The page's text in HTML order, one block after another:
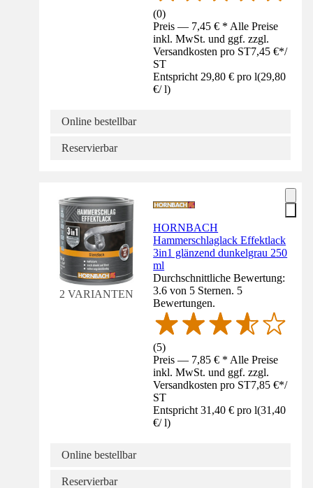
(0)
Preis — 7,45 € * Alle Preise
inkl. MwSt. und ggf. zzgl.
Versandkosten pro ST7,45 €*/
ST
Entspricht 29,80 € pro l(29,80
€/ l)
Online bestellbar
Reservierbar
2 VARIANTEN
HORNBACH
Hammerschlaglack Effektlack
3in1 glänzend dunkelgrau 250
ml
Durchschnittliche Bewertung:
3.6 von 5 Sternen. 5
Bewertungen.
(5)
Preis — 7,85 € * Alle Preise
inkl. MwSt. und ggf. zzgl.
Versandkosten pro ST7,85 €*/
ST
Entspricht 31,40 € pro l(31,40
€/ l)
Online bestellbar
Reservierbar